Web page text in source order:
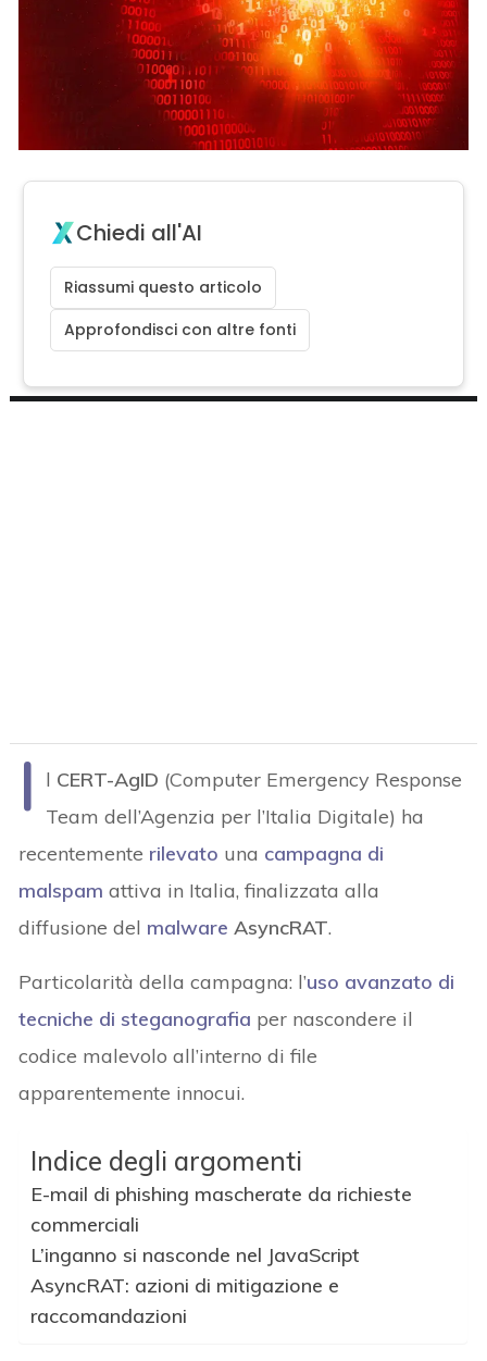
Chiedi all'AI
Riassumi questo articolo
Approfondisci con altre fonti
I l CERT-AgID (Computer Emergency Response
Team dell’Agenzia per l’Italia Digitale) ha
recentemente rilevato una campagna di
malspam attiva in Italia, finalizzata alla
diffusione del malware AsyncRAT.
Particolarità della campagna: l’uso avanzato di
tecniche di steganografia per nascondere il
codice malevolo all’interno di file
apparentemente innocui.
Indice degli argomenti
E-mail di phishing mascherate da richieste
commerciali
L’inganno si nasconde nel JavaScript
AsyncRAT: azioni di mitigazione e
raccomandazioni